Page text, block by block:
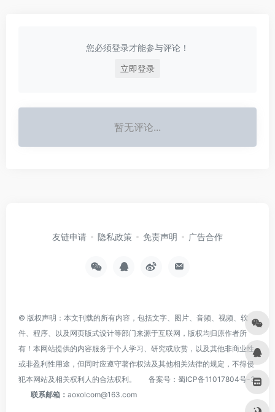
您必须登录才能参与评论！
立即登录
暂无评论...
友链申请 隐私政策 免责声明 广告合作
© 版权声明：本文刊载的所有内容，包括文字、图片、音频、视频、软
件、程序、以及网页版式设计等部门来源于互联网，版权均归原作者所
有！本网站提供的内容服务于个人学习、研究或欣赏，以及其他非商业性
或非盈利性用途，但同时应遵守著作权法及其他相关法律的规定，不得侵
犯本网站及相关权利人的合法权利。
备案号： 蜀ICP备11017804号-3
联系邮箱： aoxolcom@163.com